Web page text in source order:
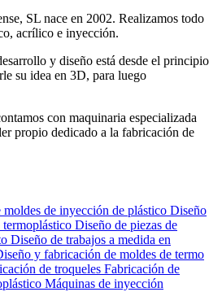
SL nace en 2002. Realizamos todo
acrílico e inyección.
y diseño está desde el principio
su idea en 3D, para luego
con maquinaria especializada
propio dedicado a la fabricación de
moldes de inyección de plástico Diseño
Diseño de piezas de
Diseño de trabajos a medida en
y fabricación de moldes de termo
de troqueles Fabricación de
Máquinas de inyección